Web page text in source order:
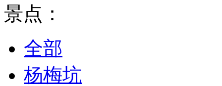
景点：
全部
杨梅坑